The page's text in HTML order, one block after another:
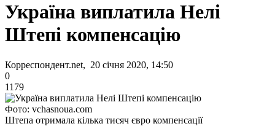
Україна виплатила Нелі
Штепі компенсацію
Корреспондент.net, 20 січня 2020, 14:50
0
1179
Фото: vchasnoua.com
Штепа отримала кілька тисяч євро компенсації